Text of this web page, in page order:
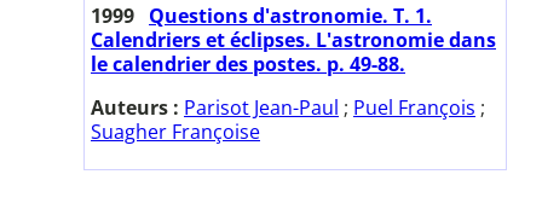
1999 Questions d'astronomie. T. 1.
Calendriers et éclipses. L'astronomie dans
le calendrier des postes. p. 49-88.
Auteurs : Parisot Jean-Paul ; Puel François ;
Suagher Françoise